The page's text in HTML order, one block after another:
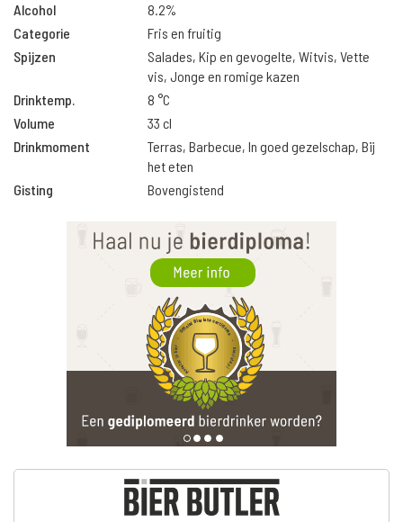
Alcohol
8.2%
Categorie
Fris en fruitig
Spijzen
Salades, Kip en gevogelte, Witvis, Vette
vis, Jonge en romige kazen
Drinktemp.
8 °C
Volume
33 cl
Drinkmoment
Terras, Barbecue, In goed gezelschap, Bij
het eten
Gisting
Bovengistend